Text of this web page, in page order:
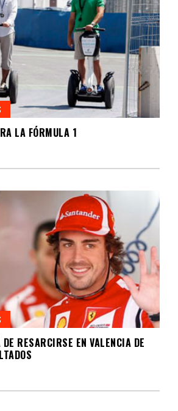
LA FÓRMULA 1
RESARCIRSE EN VALENCIA DE